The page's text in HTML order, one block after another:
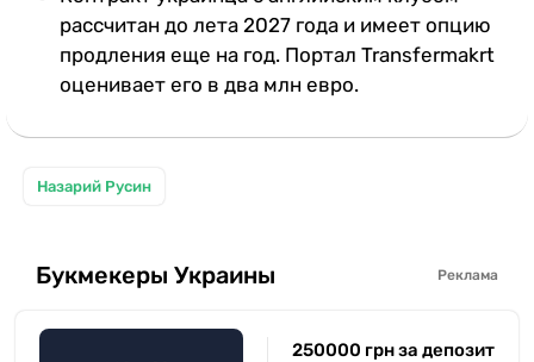
рассчитан до лета 2027 года и имеет опцию
продления еще на год. Портал Transfermakrt
оценивает его в два млн евро.
Назарий Русин
Букмекеры Украины Реклама
250000 грн за депозит